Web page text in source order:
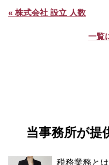
« 株式会社 設立 人数
一覧
当事務所が提
税務業務とは